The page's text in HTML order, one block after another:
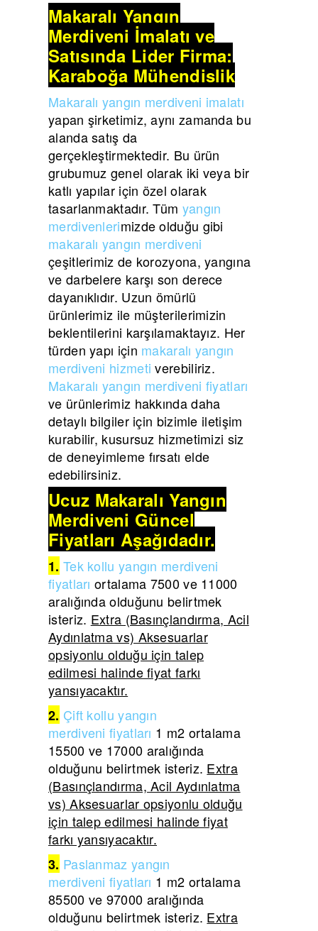
Makaralı Yangın
Merdiveni İmalatı ve
Satışında Lider Firma:
Karaboğa Mühendislik
Makaralı yangın merdiveni imalatı
yapan şirketimiz, aynı zamanda bu
alanda satış da
gerçekleştirmektedir. Bu ürün
grubumuz genel olarak iki veya bir
katlı yapılar için özel olarak
tasarlanmaktadır. Tüm yangın
merdivenlerimizde olduğu gibi
makaralı yangın merdiveni
çeşitlerimiz de korozyona, yangına
ve darbelere karşı son derece
dayanıklıdır. Uzun ömürlü
ürünlerimiz ile müşterilerimizin
beklentilerini karşılamaktayız. Her
türden yapı için makaralı yangın
merdiveni hizmeti verebiliriz.
Makaralı yangın merdiveni fiyatları
ve ürünlerimiz hakkında daha
detaylı bilgiler için bizimle iletişim
kurabilir, kusursuz hizmetimizi siz
de deneyimleme fırsatı elde
edebilirsiniz.
Ucuz Makaralı Yangın
Merdiveni Güncel
Fiyatları Aşağıdadır.
1. Tek kollu yangın merdiveni
fiyatları ortalama 7500 ve 11000
aralığında olduğunu belirtmek
isteriz. Extra (Basınçlandırma, Acil
Aydınlatma vs) Aksesuarlar
opsiyonlu olduğu için talep
edilmesi halinde fiyat farkı
yansıyacaktır.
2. Çift kollu yangın
merdivenifiyatları 1 m2 ortalama
15500 ve 17000 aralığında
olduğunu belirtmek isteriz. Extra
(Basınçlandırma, Acil Aydınlatma
vs) Aksesuarlar opsiyonlu olduğu
için talep edilmesi halinde fiyat
farkı yansıyacaktır.
3. Paslanmaz yangın
merdivenifiyatları 1 m2 ortalama
85500 ve 97000 aralığında
olduğunu belirtmek isteriz. Extra